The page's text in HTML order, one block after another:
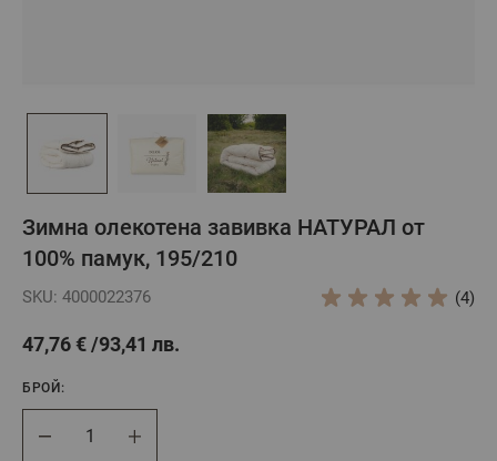
Зимна олекотена завивка НАТУРАЛ от
100% памук, 195/210
SKU: 4000022376 (4)
47,76 € 93,41 лв.
БРОЙ: